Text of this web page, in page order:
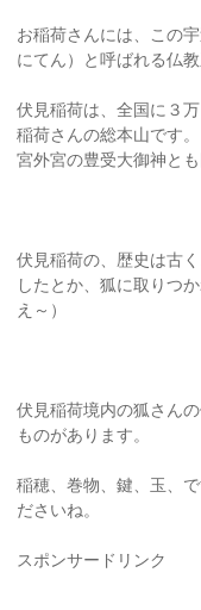
お稲荷さんには、この
にてん）と呼ばれる仏
伏見稲荷は、全国に３
稲荷さんの総本山です
宮外宮の豊受大御神と
伏見稲荷の、歴史は古
したとか、狐に取りつ
え～）
伏見稲荷境内の狐さん
ものがあります。
稲穂、巻物、鍵、玉、
ださいね。
スポンサードリンク